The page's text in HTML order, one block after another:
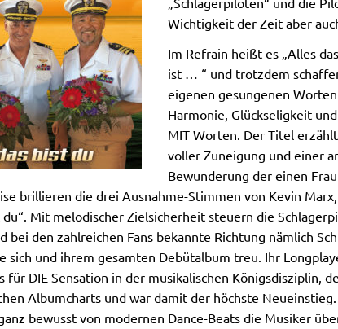
Wichtigkeit der Zeit aber
Im Refrain heißt es „Alles
ist … “ und trotzdem
eigenen gesungenen
Harmonie, Glückseligkeit
MIT Worten. Der Titel
voller Zuneigung und einer
Bewunderung der einen
brillieren die drei Ausnahme-Stimmen von Kevin
du“. Mit melodischer Zielsicherheit steuern die
bei den zahlreichen Fans bekannte Richtung nämlich
sich und ihrem gesamten Debütalbum treu. Ihr
für DIE Sensation in der musikalischen Königsdisziplin,
Albumcharts und war damit der höchste
bewusst von modernen Dance-Beats die Musiker